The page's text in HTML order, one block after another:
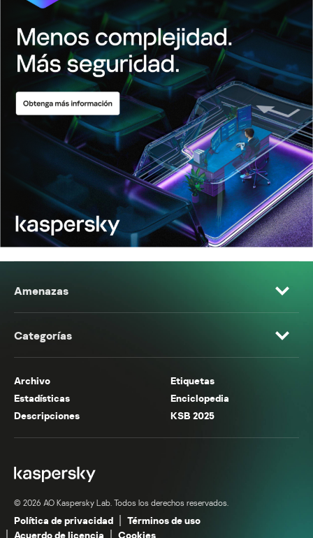
Amenazas
Categorías
Archivo
Etiquetas
Estadísticas
Enciclopedia
Descripciones
KSB 2025
© 2026 AO Kaspersky Lab. Todos los derechos reservados.
Política de privacidad
Términos de uso
Acuerdo de licencia
Cookies